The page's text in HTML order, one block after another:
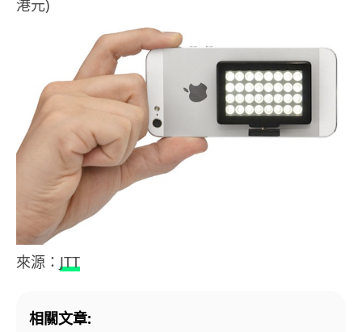
港元)
來源： JTT
相關文章: